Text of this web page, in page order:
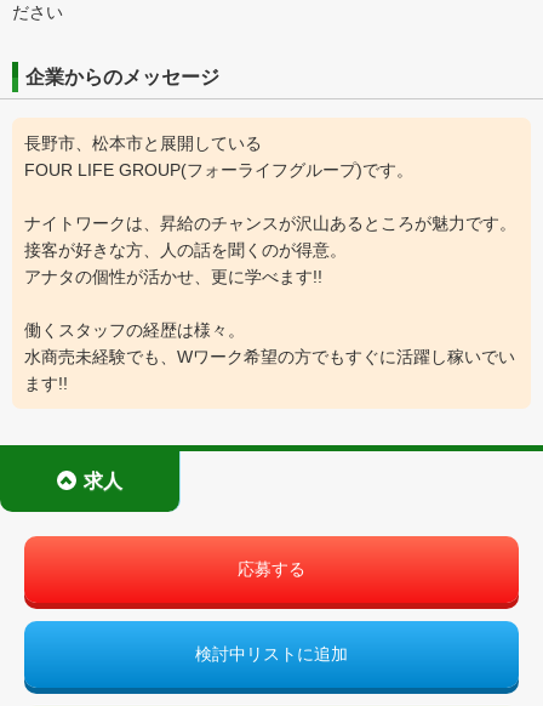
ださい
企業からのメッセージ
長野市、松本市と展開している
FOUR LIFE GROUP(フォーライフグループ)です。
ナイトワークは、昇給のチャンスが沢山あるところが魅力です。
接客が好きな方、人の話を聞くのが得意。
アナタの個性が活かせ、更に学べます!!
働くスタッフの経歴は様々。
水商売未経験でも、Wワーク希望の方でもすぐに活躍し稼いでい
ます!!
求人
応募する
検討中リストに追加